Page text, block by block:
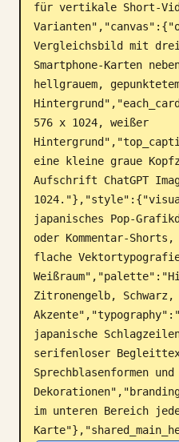
Blog
Updates
für vertikale Short-
Vergleichsbild mit drei
Smartphone-Karten
hellgrauem,
576 x 1024, weißer
eine kleine graue
Aufschrift ChatGPT
japanisches Pop-
oder Kommentar-
flache
Zitronengelb,
japanische
serifenloser
Sprechblasenformen
im unteren Bereich